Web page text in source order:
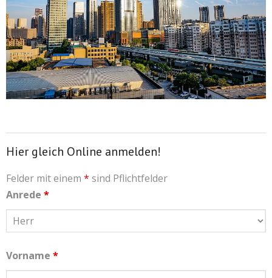
Hier gleich Online anmelden!
Felder mit einem * sind Pflichtfelder
Anrede *
Vorname *